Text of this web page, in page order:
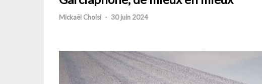
Mickaël Choisi - 30 juin 2024